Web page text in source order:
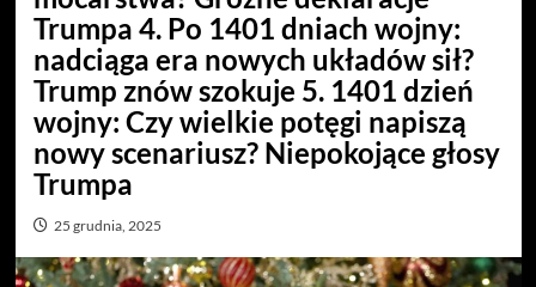
Trumpa 4. Po 1401 dniach wojny:
nadciąga era nowych układów sił?
Trump znów szokuje 5. 1401 dzień
wojny: Czy wielkie potęgi napiszą
nowy scenariusz? Niepokojące głosy
Trumpa
25 grudnia, 2025